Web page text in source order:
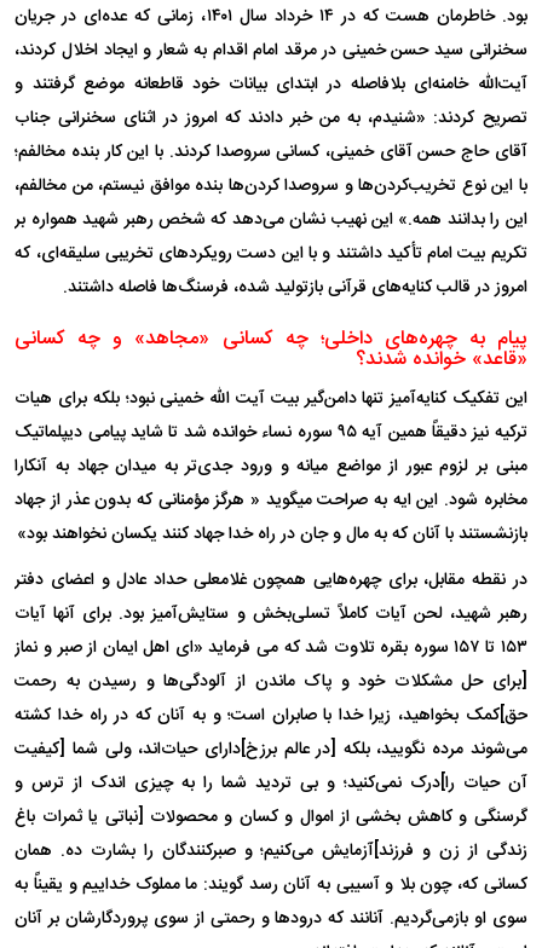
بود. خاطرمان هست که در ۱۴ خرداد سال ۱۴۰۱، زمانی که عده‌ای در جریان
سخنرانی سید حسن خمینی در مرقد امام اقدام به شعار و ایجاد اخلال کردند،
آیت‌الله خامنه‌ای بلافاصله در ابتدای بیانات خود قاطعانه موضع گرفتند و
تصریح کردند: «شنیدم، به من خبر دادند که امروز در اثنای سخنرانی جناب
آقای حاج حسن آقای خمینی، کسانی سروصدا کردند. با این کار بنده مخالفم؛
با این نوع تخریب‌کردن‌ها و سروصدا کردن‌ها بنده موافق نیستم، من مخالفم،
این را بدانند همه.» این نهیب نشان می‌دهد که شخص رهبر شهید همواره بر
تکریم بیت امام تأکید داشتند و با این دست رویکرد‌های تخریبی سلیقه‌ای، که
امروز در قالب کنایه‌های قرآنی بازتولید شده، فرسنگ‌ها فاصله داشتند.
پیام به چهره‌های داخلی؛ چه کسانی «مجاهد» و چه کسانی
«قاعد» خوانده شدند؟
این تفکیک کنایه‌آمیز تنها دامن‌گیر بیت آیت الله خمینی نبود؛ بلکه برای هیات
ترکیه نیز دقیقاً همین آیه ۹۵ سوره نساء خوانده شد تا شاید پیامی دیپلماتیک
مبنی بر لزوم عبور از مواضع میانه و ورود جدی‌تر به میدان جهاد به آنکارا
مخابره شود. این ایه به صراحت میگوید « هرگز مؤمنانی که بدون عذر از جهاد
بازنشستند با آنان که به مال و جان در راه خدا جهاد کنند یکسان نخواهند بود»
در نقطه مقابل، برای چهره‌هایی همچون غلامعلی حداد عادل و اعضای دفتر
رهبر شهید، لحن آیات کاملاً تسلی‌بخش و ستایش‌آمیز بود. برای آنها آیات
۱۵۳ تا ۱۵۷ سوره بقره تلاوت شد که می فرماید «‌ای اهل ایمان از صبر و نماز
[برای حل مشکلات خود و پاک ماندن از آلودگی‌ها و رسیدن به رحمت
حق]کمک بخواهید، زیرا خدا با صابران است؛ و به آنان که در راه خدا کشته
می‌شوند مرده نگویید، بلکه [در عالم برزخ]دارای حیات‌اند، ولی شما [کیفیت
آن حیات را]درک نمی‌کنید؛ و بی تردید شما را به چیزی اندک از ترس و
گرسنگی و کاهش بخشی از اموال و کسان و محصولات [نباتی یا ثمرات باغ
زندگی از زن و فرزند]آزمایش می‌کنیم؛ و صبرکنندگان را بشارت ده. همان
کسانی که، چون بلا و آسیبی به آنان رسد گویند: ما مملوک خداییم و یقیناً به
سوی او بازمی‌گردیم. آنانند که درود‌ها و رحمتی از سوی پروردگارشان بر آنان